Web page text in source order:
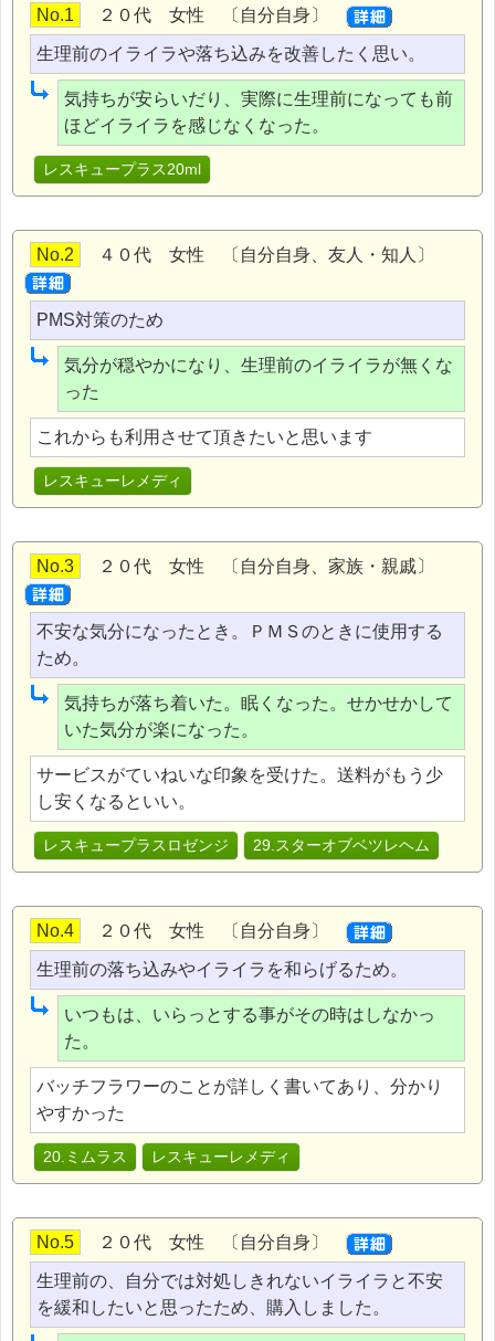
No.1 ２０代 女性 〔自分自身〕
生理前のイライラや落ち込みを改善したく思い。
気持ちが安らいだり、実際に生理前になっても前
ほどイライラを感じなくなった。
レスキュープラス20ml
No.2 ４０代 女性 〔自分自身、友人・知人〕
PMS対策のため
気分が穏やかになり、生理前のイライラが無くな
った
これからも利用させて頂きたいと思います
レスキューレメディ
No.3 ２０代 女性 〔自分自身、家族・親戚〕
不安な気分になったとき。ＰＭＳのときに使用する
ため。
気持ちが落ち着いた。眠くなった。せかせかして
いた気分が楽になった。
サービスがていねいな印象を受けた。送料がもう少
し安くなるといい。
レスキュープラスロゼンジ 29.スターオブベツレヘム
No.4 ２０代 女性 〔自分自身〕
生理前の落ち込みやイライラを和らげるため。
いつもは、いらっとする事がその時はしなかっ
た。
バッチフラワーのことが詳しく書いてあり、分かり
やすかった
20.ミムラス レスキューレメディ
No.5 ２０代 女性 〔自分自身〕
生理前の、自分では対処しきれないイライラと不安
を緩和したいと思ったため、購入しました。